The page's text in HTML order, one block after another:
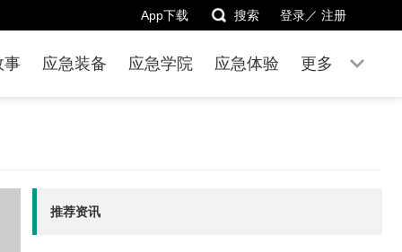
登录／ 注册
App下载 搜索
事 应急装备 应急学院 应急体验 更多
推荐资讯